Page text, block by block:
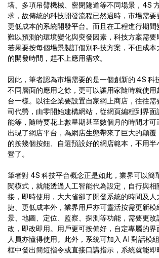
塔、多項吊臂機械、密閉隧道等不同場景，4S
求，故傳統的科技開發流程已然過時，市場需要
更低成本的系統開發平台。而且在工程進行期間
難以預測的環境變化與突發因素，科技方案需要
若果要按每個場景製訂個別科技方案，不但成本
的開發時間，趕不上應用需求。
因此，筆者認為市場需要的是一個創新的 4S 科
不同層面的應用之餘，更可以讓用家隨時就使用
台一樣。以往企業要設置自家網上商店，往往
司代勞，由零開始建構網站，從網頁編程到界面
能等，隨時要花上數星期甚至數個月的時間才可
出現了網店平台，為網店生態帶來了巨大的顛覆
的按幾個按鈕、自選預設好的網店範本，不用
營了。
筆者對 4S 科技平台概念正是如此，業界可以簡
閱模式，就能透過人工智能代為設定，自行與相
接，即時使用，大大省卻了開發系統的時間及人
捷、更低成本外，業界用戶亦可靈活按需更新模
景、地圖、定位、監察、探測等功能，需要更改
改，即改即用。用戶更可按偏好，自定專屬的界
人員亦懂得使用。此外，系統可加入 AI 對話模
框中發出簡短指令或直接口講指示，系統就能即